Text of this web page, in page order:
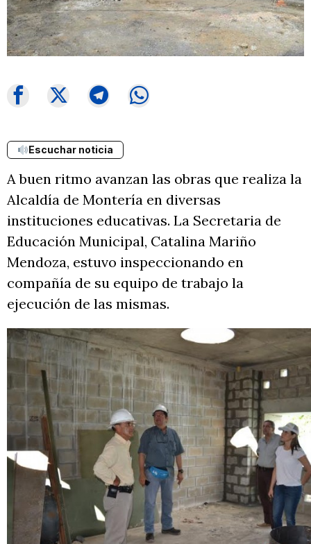
Escuchar noticia
A buen ritmo avanzan las obras que realiza la
Alcaldía de Montería en diversas
instituciones educativas. La Secretaria de
Educación Municipal, Catalina Mariño
Mendoza, estuvo inspeccionando en
compañía de su equipo de trabajo la
ejecución de las mismas.